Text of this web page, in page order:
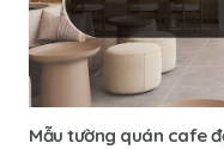
Mẫu tường quán cafe